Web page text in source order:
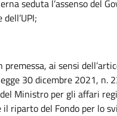
seduta l’assenso del
dell’UPI;
ai sensi
30 dicembre 2021, n.
Ministro per gli affari
riparto del Fondo per lo